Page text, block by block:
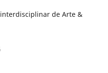
de Arte &